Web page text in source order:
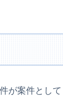
が案件として